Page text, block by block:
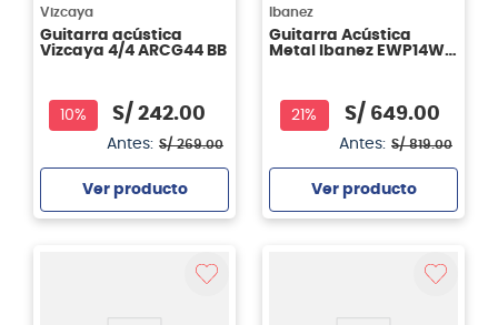
Vizcaya
Guitarra acústica
Vizcaya 4/4 ARCG44 BB
10% S/ 242.00
Antes: S/ 269.00
Ver producto
Ibanez
Guitarra Acústica
Metal Ibanez EWP14WB
21% S/ 649.00
Antes: S/ 819.00
Ver producto